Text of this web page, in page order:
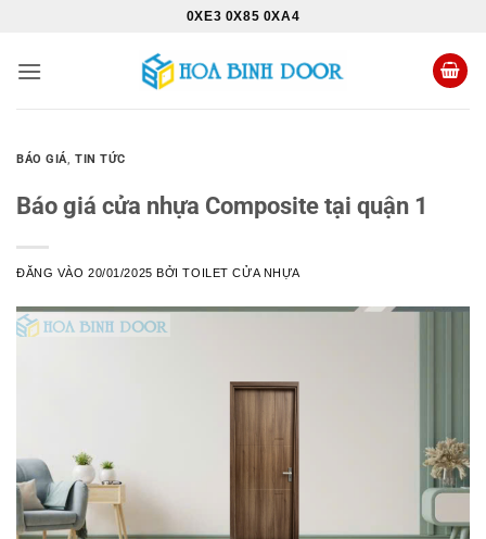
nội
0XE3 0X85 0XA4
BÁO GIÁ,TIN TỨC
Báo giá cửa nhựa Composite tại quận 1
ĐĂNG VÀO20/01/2025 BỞITOILET CỬA NHỰA